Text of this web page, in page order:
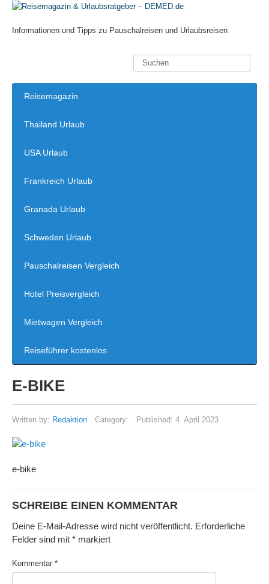
Informationen und Tipps zu Pauschalreisen und Urlaubsreisen
Reisemagazin
Thailand Urlaub
USA Urlaub
Frankreich Urlaub
Granada Urlaub
Schweden Urlaub
Pauschalreisen Vergleich
Hotel Preisvergleich
Mietwagen Vergleich
Reiseführer kostenlos
E-BIKE
Written by: Redaktion Category: Published: 4. April 2023
e-bike
SCHREIBE EINEN KOMMENTAR
Deine E-Mail-Adresse wird nicht veröffentlicht. Erforderliche
Felder sind mit * markiert
Kommentar *